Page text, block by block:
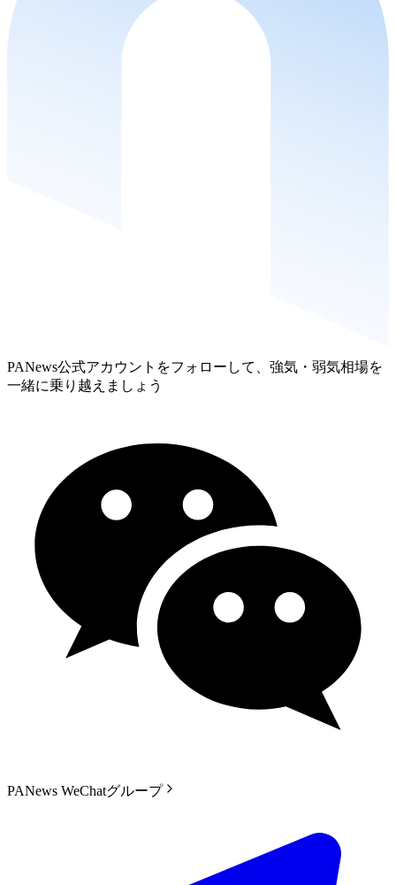
PANews公式アカウントをフォローして、強気・弱気相場を
一緒に乗り越えましょう
PANews WeChatグループ